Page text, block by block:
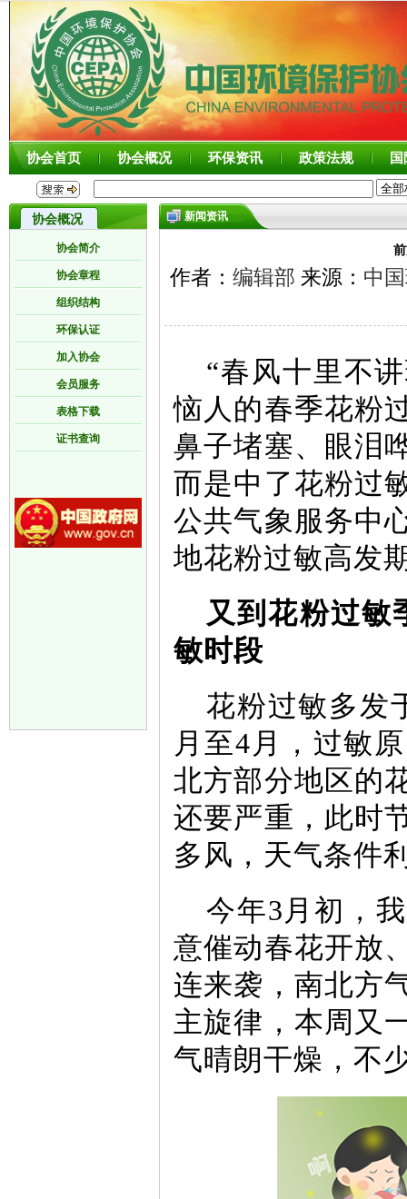
协会首页 协会概况 环保资讯 政策法规
协会概况
协会简介
协会章程
组织结构
环保认证
加入协会
会员服务
表格下载
证书查询
新闻资讯
作者： 编辑部 来源： 中
“春风十里不
恼人的春季花粉
鼻子堵塞、眼泪
而是中了花粉过
公共气象服务中
地花粉过敏高发
又到花粉过敏
敏时段
花粉过敏多发
月至4月，过敏
北方部分地区的
还要严重，此时
多风，天气条件
今年3月初，
意催动春花开放
连来袭，南北方
主旋律，本周又
气晴朗干燥，不